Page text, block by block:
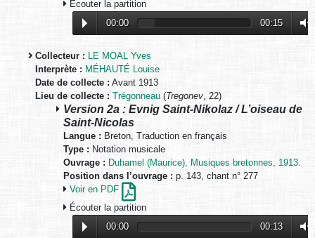
Écouter la partition
00:00
00:15
Collecteur :
LE MOAL Yves
Interprète : MÉHAUTÉ Louise
Date de collecte : Avant 1913
Lieu de collecte : Trégonneau (Tregonev , 22)
Version 2a : Evnig Saint-Nikolaz / L’oiseau de
Saint-Nicolas
Langue : Breton, Traduction en français
Type : Notation musicale
Ouvrage : Duhamel (Maurice), Musiques bretonnes, 1913.
Position dans l’ouvrage : p. 143, chant n° 277
Voir en PDF
Écouter la partition
00:00
00:13